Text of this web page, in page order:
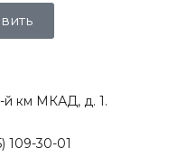
й км МКАД, д. 1.
109-30-01